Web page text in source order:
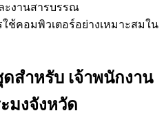
ะงานสารบรรณ
ช้คอมพิวเตอร์อย่างเหมาะสมใน
สำหรับ เจ้าพนักงาน
มงจังหวัด